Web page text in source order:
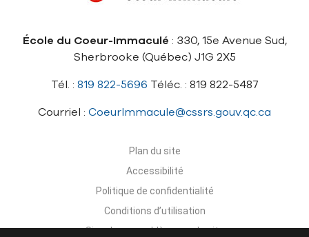
École du Coeur-Immaculé : 330, 15e Avenue Sud,
Sherbrooke (Québec) J1G 2X5
Tél. : 819 822-5696 Téléc. : 819 822-5487
Courriel : CoeurImmacule@cssrs.gouv.qc.ca
Plan du site
Accessibilité
Politique de confidentialité
Conditions d’utilisation
Signaler un problème sur le site